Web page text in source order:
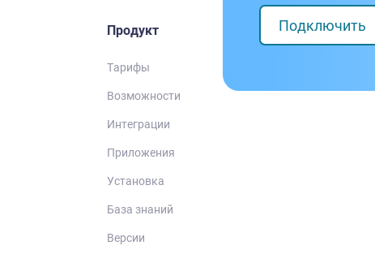
Продукт
Тарифы
Возможности
Интеграции
Приложения
Установка
База знаний
Версии
Подключить